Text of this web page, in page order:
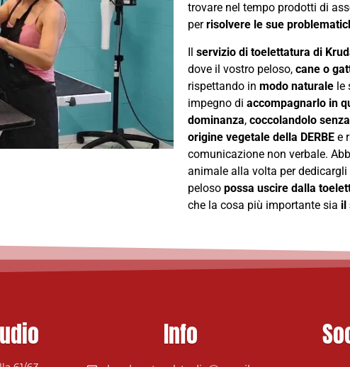
trovare nel tempo prodotti di
perrisolvere le sue
Il servizio di toelettatura di
dove il vostro peloso, cane o
rispettando in modo naturale le
impegno di accompagnarlo in
dominanza, coccolandolo
origine vegetale della DERBE e
comunicazione non verbale.
animale alla volta per
peloso possa uscire dalla
che la cosa più importante sia il
Info